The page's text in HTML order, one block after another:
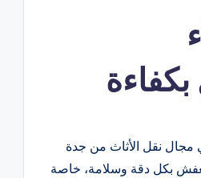
مجال نقل الأثاث من جدة
بكل دقة وسلامة، خاصة